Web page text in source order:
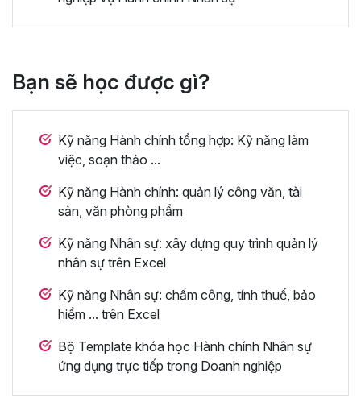
Bạn sẽ học được gì?
Kỹ năng Hành chính tổng hợp: Kỹ năng làm
việc, soạn thảo ...
Kỹ năng Hành chính: quản lý công văn, tài
sản, văn phòng phẩm
Kỹ năng Nhân sự: xây dựng quy trình quản lý
nhân sự trên Excel
Kỹ năng Nhân sự: chấm công, tính thuế, bảo
hiểm ... trên Excel
Bộ Template khóa học Hành chính Nhân sự
ứng dụng trực tiếp trong Doanh nghiệp